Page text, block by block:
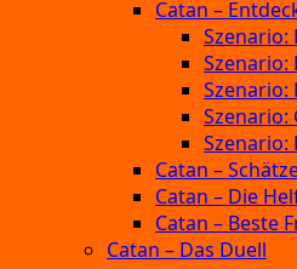
Catan –
Szenario:
Szenario:
Szenario:
Szenario:
Szenario:
Catan –
Catan – Die
Catan – Beste
Catan – Das Duell